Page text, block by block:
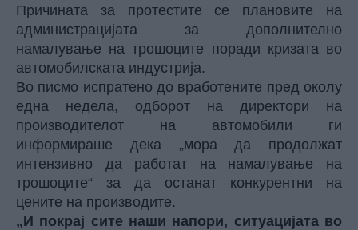
Причината за протестите се плановите на
администрацијата за дополнително
намалување на трошоците поради кризата во
автомобилската индустрија.
Во писмо испратено до вработените пред околу
една недела, одборот на директори на
производителот на автомобили ги
информираше дека „мора да продолжат
интензивно да работат на намалување на
трошоците“ за да останат конкурентни на
цените на производите.
„И покрај сите наши напори, ситуацијата во